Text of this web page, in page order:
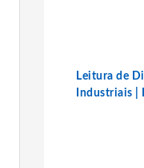
Leitura de
Industriais |